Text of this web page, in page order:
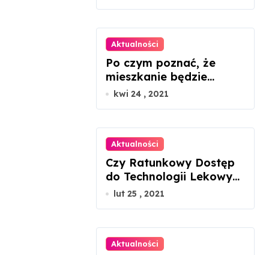
Aktualności
Po czym poznać, że
mieszkanie będzie
ustawne, patrząc tylko
kwi 24 , 2021
Aktualności
Czy Ratunkowy Dostęp
do Technologii Lekowych
uratuje chorego z
lut 25 , 2021
Aktualności